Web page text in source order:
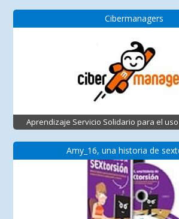
Cibermanagers
Aprendizaje Servicio Solidario para el
Amy_16, una historia de